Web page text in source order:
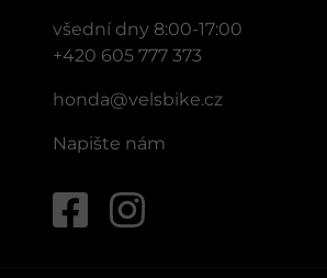
všední dny 8:00-17:00
+420 605 777 373
honda@velsbike.cz
Napište nám